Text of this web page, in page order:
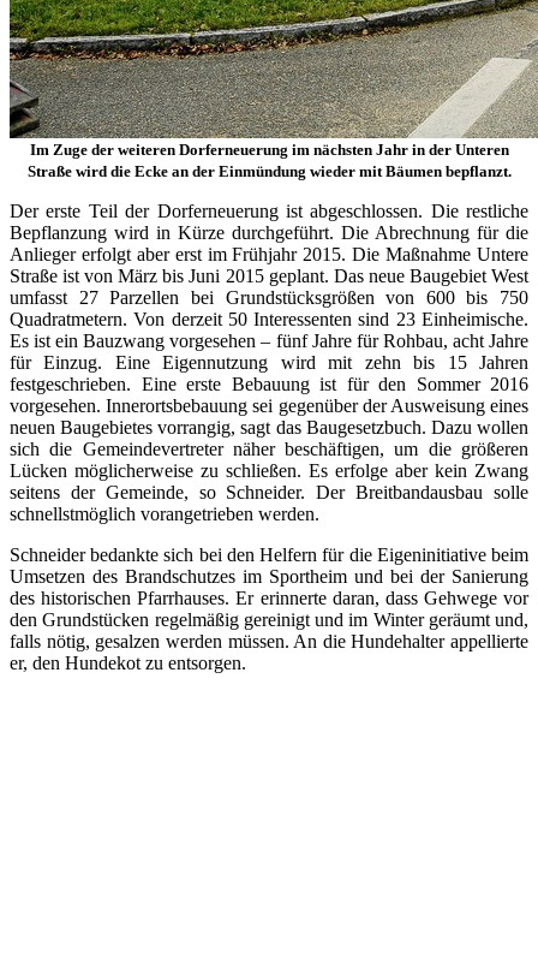
Im Zuge der weiteren Dorferneuerung im nächsten Jahr in der Unteren
Straße wird die Ecke an der Einmündung wieder mit Bäumen bepflanzt.
Der erste Teil der Dorferneuerung ist abgeschlossen. Die restliche
Bepflanzung wird in Kürze durchgeführt. Die Abrechnung für die
Anlieger erfolgt aber erst im Frühjahr 2015. Die Maßnahme Untere
Straße ist von März bis Juni 2015 geplant. Das neue Baugebiet West
umfasst 27 Parzellen bei Grundstücksgrößen von 600 bis 750
Quadratmetern. Von derzeit 50 Interessenten sind 23 Einheimische.
Es ist ein Bauzwang vorgesehen – fünf Jahre für Rohbau, acht Jahre
für Einzug. Eine Eigennutzung wird mit zehn bis 15 Jahren
festgeschrieben. Eine erste Bebauung ist für den Sommer 2016
vorgesehen. Innerortsbebauung sei gegenüber der Ausweisung eines
neuen Baugebietes vorrangig, sagt das Baugesetzbuch. Dazu wollen
sich die Gemeindevertreter näher beschäftigen, um die größeren
Lücken möglicherweise zu schließen. Es erfolge aber kein Zwang
seitens der Gemeinde, so Schneider. Der Breitbandausbau solle
schnellstmöglich vorangetrieben werden.
Schneider bedankte sich bei den Helfern für die Eigeninitiative beim
Umsetzen des Brandschutzes im Sportheim und bei der Sanierung
des historischen Pfarrhauses. Er erinnerte daran, dass Gehwege vor
den Grundstücken regelmäßig gereinigt und im Winter geräumt und,
falls nötig, gesalzen werden müssen. An die Hundehalter appellierte
er, den Hundekot zu entsorgen.